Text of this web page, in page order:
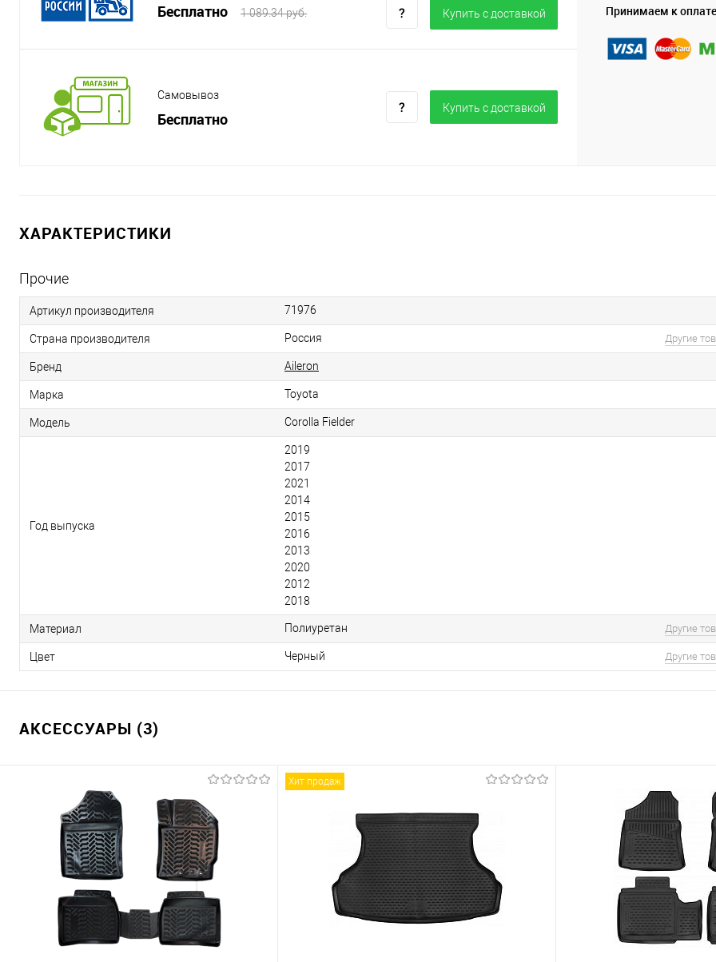
Бесплатно 1 089.34 руб. Купить c доставкой
Самовывоз
Бесплатно
Купить c доставкой
Принимаем к оплате
ХАРАКТЕРИСТИКИ
Прочие
Артикул производителя 71976
Страна производителя Россия Другие
Бренд Aileron
Марка Toyota
Модель Corolla Fielder
Год выпуска
2019
2017
2021
2014
2015
2016
2013
2020
2012
2018
Материал Полиуретан Другие
Цвет Черный Другие
АКСЕССУАРЫ (3)
Хит продаж